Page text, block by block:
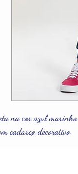
na cor azul
cadarço decorativo.